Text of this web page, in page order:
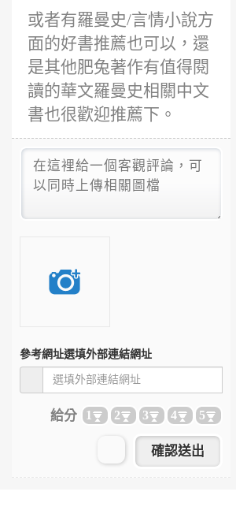
或者有羅曼史/言情小說方
面的好書推薦也可以，還
是其他肥兔著作有值得閱
讀的華文羅曼史相關中文
書也很歡迎推薦下。
參考網址選填外部連結網址
給分 1 2 3 4 5